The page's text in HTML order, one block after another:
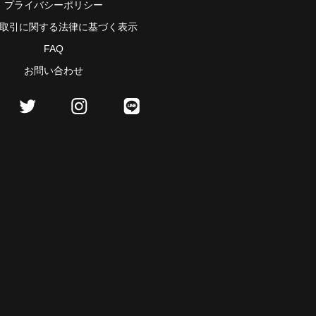
プライバシーポリシー
引に関する法律に基づく表示
FAQ
お問い合わせ